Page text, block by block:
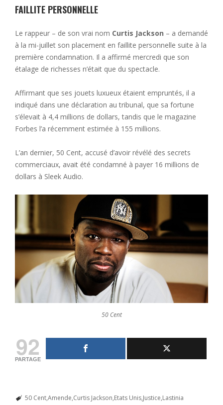
FAILLITE PERSONNELLE
Le rappeur – de son vrai nom Curtis Jackson – a demandé
à la mi-juillet son placement en faillite personnelle suite à la
première condamnation. Il a affirmé mercredi que son
étalage de richesses n’était que du spectacle.
Affirmant que ses jouets luxueux étaient empruntés, il a
indiqué dans une déclaration au tribunal, que sa fortune
s’élevait à 4,4 millions de dollars, tandis que le magazine
Forbes l’a récemment estimée à 155 millions.
L’an dernier, 50 Cent, accusé d’avoir révélé des secrets
commerciaux, avait été condamné à payer 16 millions de
dollars à Sleek Audio.
50 Cent
92
PARTAGE
50 CentAmende Curtis Jackson Etats Unis Justice Lastinia